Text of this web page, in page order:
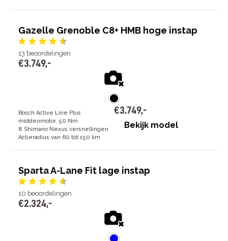
Gazelle Grenoble C8+ HMB hoge instap
13 beoordelingen
€3.749,-
Bosch Active Line Plus
middenmotor, 50 Nm
8 Shimano Nexus versnellingen
Actieradius van 60 tot 150 km
€3.749,-
Bekijk model
Sparta A-Lane Fit lage instap
10 beoordelingen
€2.324,-